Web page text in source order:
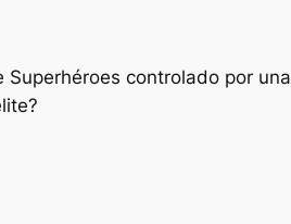
controlado por una